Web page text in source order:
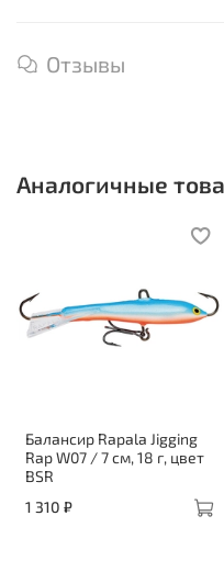
Отзывы
Аналогичные
Балансир Rapala Jigging
Rap W07 / 7 см, 18 г, цвет
BSR
1 310 ₽